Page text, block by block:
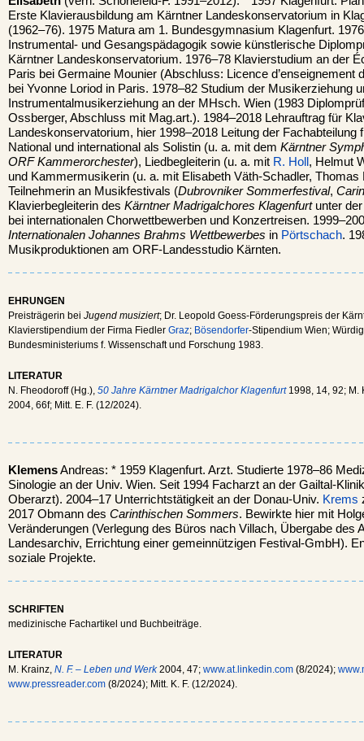
Erste Klavierausbildung am Kärntner Landeskonservatorium in
(1962–76). 1975 Matura am 1. Bundesgymnasium Klagenfurt.
Instrumental- und Gesangspädagogik sowie künstlerische
Kärntner Landeskonservatorium. 1976–78 Klavierstudium an der
Paris bei Germaine Mounier (Abschluss: Licence d’enseignement
bei Yvonne Loriod in Paris. 1978–82 Studium der Musikerziehung
Instrumentalmusikerziehung an der MHsch. Wien (1983
Ossberger, Abschluss mit Mag.art.). 1984–2018 Lehrauftrag für
Landeskonservatorium, hier 1998–2018 Leitung der Fachabteilung
National und international als Solistin (u. a. mit dem Kärntner
ORF Kammerorchester), Liedbegleiterin (u. a. mit R. Holl , Helmut
und Kammermusikerin (u. a. mit Elisabeth Väth-Schadler, Thomas
Teilnehmerin an Musikfestivals (Dubrovniker Sommerfestival,
Klavierbegleiterin des Kärntner Madrigalchores Klagenfurtunter der
bei internationalen Chorwettbewerben und Konzertreisen.
Internationalen Johannes Brahms Wettbewerbes in Pörtschach.
Musikproduktionen am ORF-Landesstudio Kärnten.
EHRUNGEN
Preisträgerin bei Jugend musiziert; Dr. Leopold Goess-Förderungspreis der
Klavierstipendium der Firma Fiedler Graz; Bösendorfer-Stipendium Wien;
Bundesministeriums f. Wissenschaft und Forschung 1983.
LITERATUR
N. Fheodoroff (Hg.), 50 Jahre Kärntner Madrigalchor Klagenfurt1998, 14, 92; M.
2004, 66f; Mitt. E. F. (12/2024).
KlemensAndreas: * 1959 Klagenfurt. Arzt. Studierte 1978–86
Sinologie an der Univ. Wien. Seit 1994 Facharzt an der Gailtal-
Oberarzt). 2004–17 Unterrichtstätigkeit an der Donau-Univ. Krems
2017 Obmann des Carinthischen Sommers. Bewirkte hier mit
Veränderungen (Verlegung des Büros nach Villach, Übergabe des
Landesarchiv, Errichtung einer gemeinnützigen Festival-GmbH).
soziale Projekte.
SCHRIFTEN
medizinische Fachartikel und Buchbeiträge.
LITERATUR
M. Krainz, N. F. – Leben und Werk2004, 47; www.at.linkedin.com (8/2024);
www.pressreader.com (8/2024); Mitt. K. F. (12/2024).